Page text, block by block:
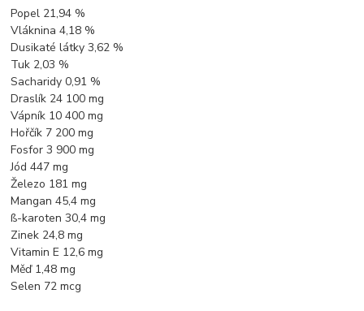
Popel 21,94 %
Vláknina 4,18 %
Dusikaté látky 3,62 %
Tuk 2,03 %
Sacharidy 0,91 %
Draslík 24 100 mg
Vápník 10 400 mg
Hořčík 7 200 mg
Fosfor 3 900 mg
Jód 447 mg
Železo 181 mg
Mangan 45,4 mg
ß-karoten 30,4 mg
Zinek 24,8 mg
Vitamin E 12,6 mg
Měď 1,48 mg
Selen 72 mcg